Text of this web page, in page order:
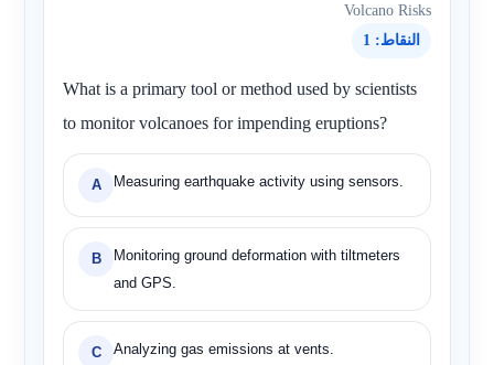
Volcano Risks
النقاط: 1
What is a primary tool or method used by scientists
to monitor volcanoes for impending eruptions?
A Measuring earthquake activity using sensors.
B
Monitoring ground deformation with tiltmeters
and GPS.
C Analyzing gas emissions at vents.